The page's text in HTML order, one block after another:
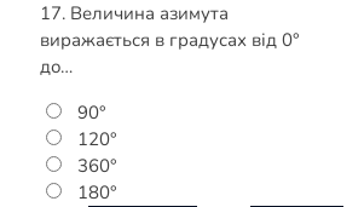
17. Величина азимута
виражається в градусах від 0°
до…
90°
120°
360°
180°